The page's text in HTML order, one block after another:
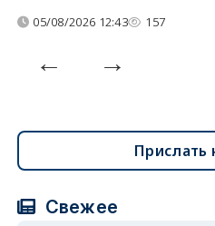
05/08/2026 12:43 157
Прислать
Свежее